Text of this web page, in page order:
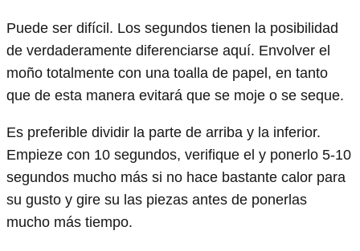
Puede ser difícil. Los segundos tienen la posibilidad
de verdaderamente diferenciarse aquí. Envolver el
moño totalmente con una toalla de papel, en tanto
que de esta manera evitará que se moje o se seque.
Es preferible dividir la parte de arriba y la inferior.
Empieze con 10 segundos, verifique el y ponerlo 5-10
segundos mucho más si no hace bastante calor para
su gusto y gire su las piezas antes de ponerlas
mucho más tiempo.